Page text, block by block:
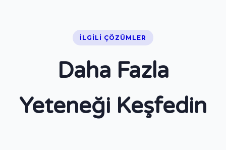
İLGILI ÇÖZÜMLER
Daha Fazla
Yeteneği Keşfedin